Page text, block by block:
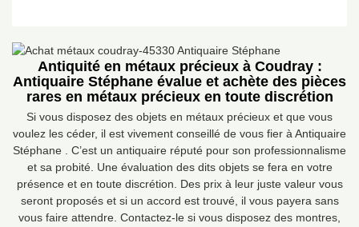
Antiquité en métaux précieux à Coudray :
Antiquaire Stéphane évalue et achète des pièces
rares en métaux précieux en toute discrétion
Si vous disposez des objets en métaux précieux et que vous
voulez les céder, il est vivement conseillé de vous fier à Antiquaire
Stéphane . C’est un antiquaire réputé pour son professionnalisme
et sa probité. Une évaluation des dits objets se fera en votre
présence et en toute discrétion. Des prix à leur juste valeur vous
seront proposés et si un accord est trouvé, il vous payera sans
vous faire attendre. Contactez-le si vous disposez des montres,